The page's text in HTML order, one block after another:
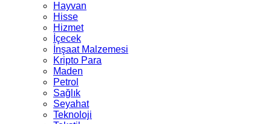
Hayvan
Hisse
Hizmet
İçecek
İnşaat Malzemesi
Kripto Para
Maden
Petrol
Sağlık
Seyahat
Teknoloji